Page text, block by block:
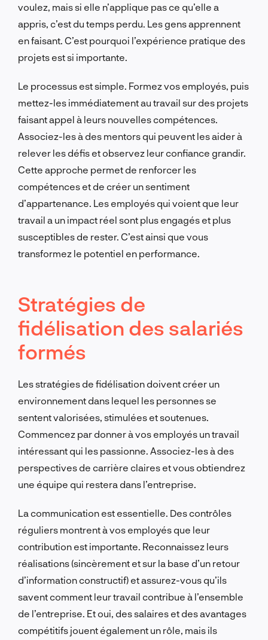
voulez, mais si elle n’applique pas ce qu’elle a
appris, c’est du temps perdu. Les gens apprennent
en faisant. C’est pourquoi l’expérience pratique des
projets est si importante.
Le processus est simple. Formez vos employés, puis
mettez-les immédiatement au travail sur des projets
faisant appel à leurs nouvelles compétences.
Associez-les à des mentors qui peuvent les aider à
relever les défis et observez leur confiance grandir.
Cette approche permet de renforcer les
compétences et de créer un sentiment
d’appartenance. Les employés qui voient que leur
travail a un impact réel sont plus engagés et plus
susceptibles de rester. C’est ainsi que vous
transformez le potentiel en performance.
Stratégies de
fidélisation des salariés
formés
Les stratégies de fidélisation doivent créer un
environnement dans lequel les personnes se
sentent valorisées, stimulées et soutenues.
Commencez par donner à vos employés un travail
intéressant qui les passionne. Associez-les à des
perspectives de carrière claires et vous obtiendrez
une équipe qui restera dans l’entreprise.
La communication est essentielle. Des contrôles
réguliers montrent à vos employés que leur
contribution est importante. Reconnaissez leurs
réalisations (sincèrement et sur la base d’un retour
d’information constructif) et assurez-vous qu’ils
savent comment leur travail contribue à l’ensemble
de l’entreprise. Et oui, des salaires et des avantages
compétitifs jouent également un rôle, mais ils